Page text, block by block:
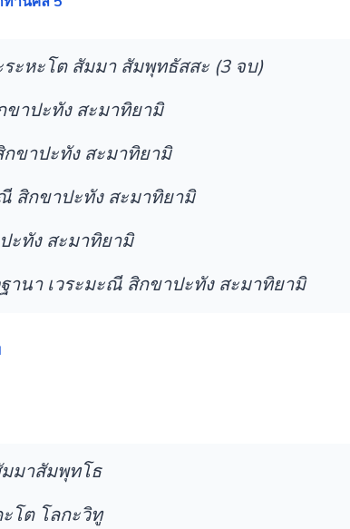
ะหะโต สัมมา สัมพุทธัสสะ (3 จบ)
าปะทัง สะมาทิยามิ
ขาปะทัง สะมาทิยามิ
สิกขาปะทัง สะมาทิยามิ
ะทัง สะมาทิยามิ
านา เวระมะณี สิกขาปะทัง สะมาทิยามิ
มาสัมพุทโธ
โต โลกะวิทู